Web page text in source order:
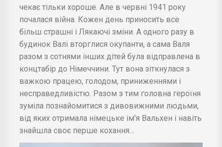
чекає тільки хороше. Але в червні 1941 року
почалася війна. Кожен день приносить все
більш страшні і Лякаючі зміни. А одного разу в
будинок Валі вторглися окупанти, а сама Валя
разом з сотнями інших дітей була відправлена в
концтабір до Німеччини. Тут вона зіткнулася з
важкою працею, голодом, приниженнями і
несправедливістю. Разом з тим головна героїня
зуміла познайомитися з дивовижними людьми,
від яких отримала німецьке ім'я Вальхен і навіть
знайшла своє перше кохання…